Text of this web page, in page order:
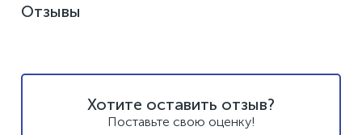
Отзывы
Хотите оставить отзыв?
Поставьте свою оценку!